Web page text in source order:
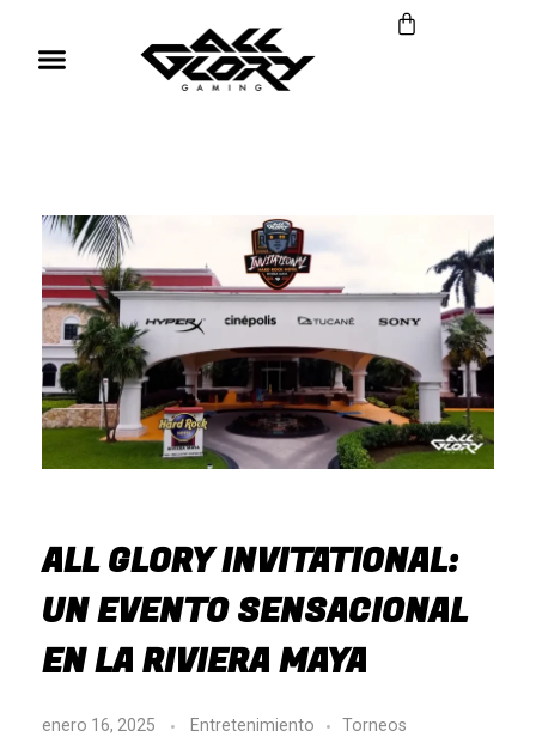
ALL GLORY INVITATIONAL:
UN EVENTO SENSACIONAL
EN LA RIVIERA MAYA
enero 16, 2025 Entretenimiento Torneos